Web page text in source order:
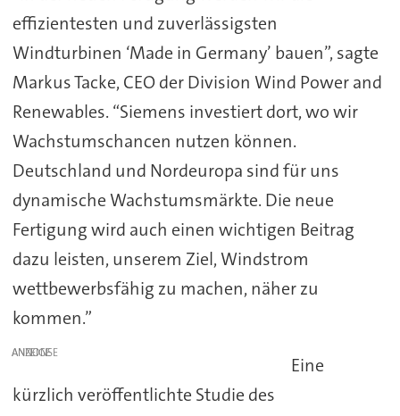
effizientesten und zuverlässigsten
Windturbinen ‘Made in Germany’ bauen”, sagte
Markus Tacke, CEO der Division Wind Power and
Renewables. “Siemens investiert dort, wo wir
Wachstumschancen nutzen können.
Deutschland und Nordeuropa sind für uns
dynamische Wachstumsmärkte. Die neue
Fertigung wird auch einen wichtigen Beitrag
dazu leisten, unserem Ziel, Windstrom
wettbewerbsfähig zu machen, näher zu
kommen.”
ANZEIGE
Eine
kürzlich veröffentlichte Studie des